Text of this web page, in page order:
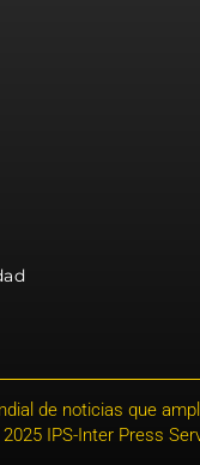
de noticias que
IPS-Inter Press